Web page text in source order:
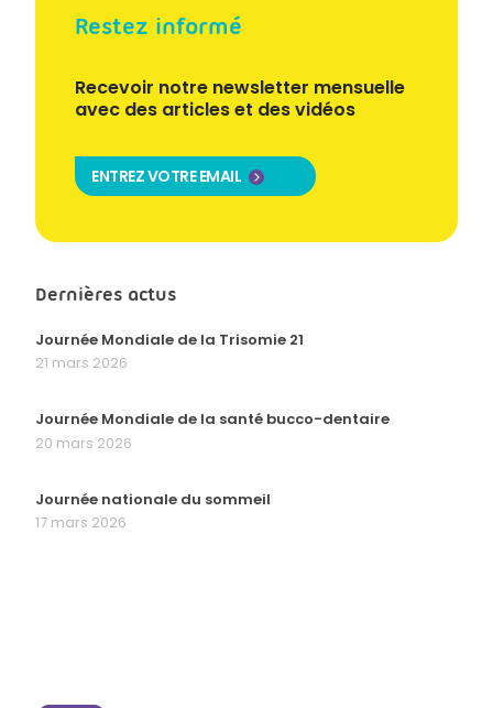
Restez informé
Recevoir notre newsletter mensuelle
avec des articles et des vidéos
ENTREZ VOTRE EMAIL
Dernières actus
Journée Mondiale de la Trisomie 21
21 mars 2026
Journée Mondiale de la santé bucco-dentaire
20 mars 2026
Journée nationale du sommeil
17 mars 2026